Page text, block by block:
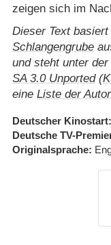
zeigen sich im
Dieser Text
Schlangengrube
und steht unter
SA 3.0 Unported(
eine Liste der
Deutscher Kinostart
Deutsche TV-
Originalsprache